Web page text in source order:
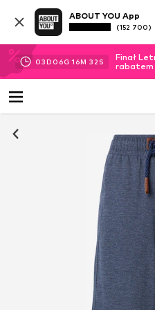
ABOUT YOU App
(152 700)
03D 06G 16M 31 S
Finał
rabatem